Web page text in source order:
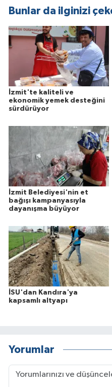
Bunlar da ilginizi
İzmit'te kaliteli ve
ekonomik yemek desteğini
sürdürüyor
İzmit Belediyesi'nin et
bağışı kampanyasıyla
dayanışma büyüyor
İSU'dan Kandıra'ya
kapsamlı altyapı
Yorumlar